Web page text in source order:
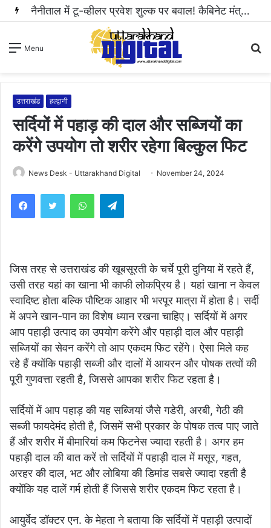
नैनीताल में टू-व्हीलर प्रवेश शुल्क पर बवाल! कैबिनेट मंत्री राम सिंह कैड़ा ने रुकवाई वसूली..
Menu
उत्तराखंड हल्द्वानी
सर्दियों में पहाड़ की दाल और सब्जियों का
करेंगे उपयोग तो शरीर रहेगा बिल्कुल फिट
News Desk - Uttarakhand Digital November 24, 2024
WhatsAppTelegram
जिस तरह से उत्तराखंड की खूबसूरती के चर्चे पूरी दुनिया में रहते हैं,
उसी तरह यहां का खाना भी काफी लोकप्रिय है। यहां खाना न केवल
स्वादिष्ट होता बल्कि पौष्टिक आहार भी भरपूर मात्रा में होता है। सर्दी
में अपने खान-पान का विशेष ध्यान रखना चाहिए। सर्दियों में अगर
आप पहाड़ी उत्पाद का उपयोग करेंगे और पहाड़ी दाल और पहाड़ी
सब्जियों का सेवन करेंगे तो आप एकदम फिट रहेंगे। ऐसा मिले कह
रहे हैं क्योंकि पहाड़ी सब्जी और दालों में आयरन और पोषक तत्वों की
पूरी गुणवत्ता रहती है, जिससे आपका शरीर फिट रहता है।
सर्दियों में आप पहाड़ की यह सब्जियां जैसे गडेरी, अरबी, गेठी की
सब्जी फायदेमंद होती है, जिसमें सभी प्रकार के पोषक तत्व पाए जाते
हैं और शरीर में बीमारियां कम फिटनेस ज्यादा रहती है। अगर हम
पहाड़ी दाल की बात करें तो सर्दियों में पहाड़ी दाल में मसूर, गहत,
अरहर की दाल, भट और लोबिया की डिमांड सबसे ज्यादा रहती है
क्योंकि यह दालें गर्म होती हैं जिससे शरीर एकदम फिट रहता है।
आयुर्वेद डॉक्टर एन. के मेहता ने बताया कि सर्दियों में पहाड़ी उत्पादों